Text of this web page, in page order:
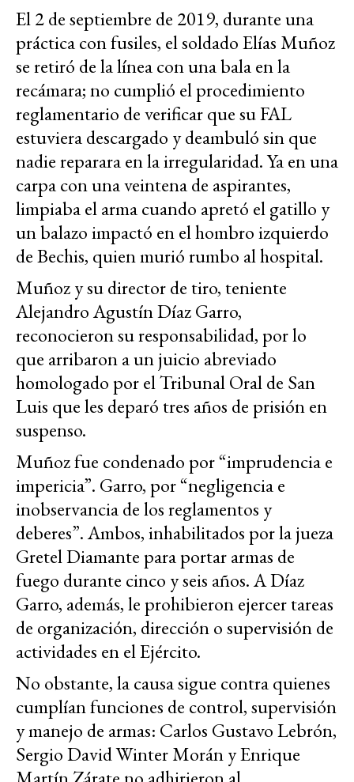
El 2 de septiembre de 2019, durante una
práctica con fusiles, el soldado Elías Muñoz
se retiró de la línea con una bala en la
recámara; no cumplió el procedimiento
reglamentario de verificar que su FAL
estuviera descargado y deambuló sin que
nadie reparara en la irregularidad. Ya en una
carpa con una veintena de aspirantes,
limpiaba el arma cuando apretó el gatillo y
un balazo impactó en el hombro izquierdo
de Bechis, quien murió rumbo al hospital.
Muñoz y su director de tiro, teniente
Alejandro Agustín Díaz Garro,
reconocieron su responsabilidad, por lo
que arribaron a un juicio abreviado
homologado por el Tribunal Oral de San
Luis que les deparó tres años de prisión en
suspenso.
Muñoz fue condenado por “imprudencia e
impericia”. Garro, por “negligencia e
inobservancia de los reglamentos y
deberes”. Ambos, inhabilitados por la jueza
Gretel Diamante para portar armas de
fuego durante cinco y seis años. A Díaz
Garro, además, le prohibieron ejercer tareas
de organización, dirección o supervisión de
actividades en el Ejército.
No obstante, la causa sigue contra quienes
cumplían funciones de control, supervisión
y manejo de armas: Carlos Gustavo Lebrón,
Sergio David Winter Morán y Enrique